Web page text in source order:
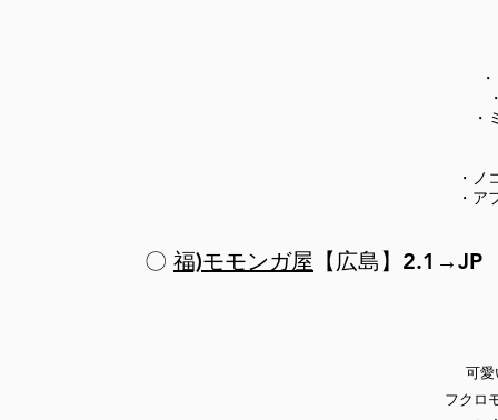
・
・ノ
・ア
〇 福)モモンガ屋 【広島】2.1→JP
可愛
フクロ